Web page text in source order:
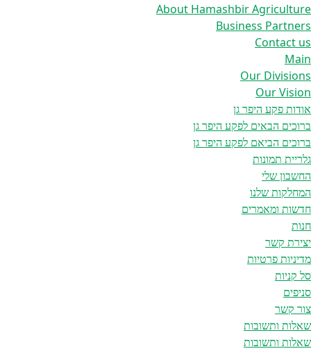
About Hamashbir Agriculture
Business Partners
Contact us
Main
Our Divisions
Our Vision
אודות פקע היפר גן
ברוכים הבאים לפקע היפר גן
ברוכים הביאם לפקע היפר גן
גלריית תמונות
החשבון שלי
המחלקות שלנו
חדשות ומאמרים
חנות
יצירת קשר
מדיניות פרטיות
סל קניות
סניפים
צור קשר
שאלות ותשובות
שאלות ותשובות